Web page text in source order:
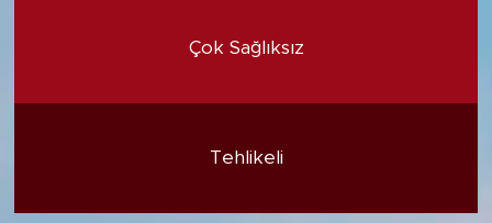
Çok Sağlıksız
Tehlikeli